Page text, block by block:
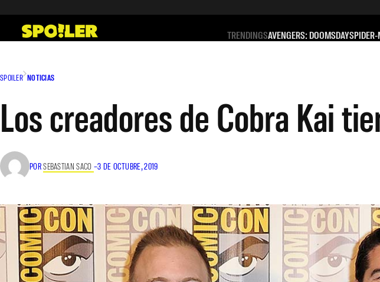
contenido
TRENDINGSAVENGERS: DOOMSDAY
SPOILER NOTICIAS
Los creadores de Cobra Kai
PORSEBASTIAN SACO –3 DE OCTUBRE, 2019